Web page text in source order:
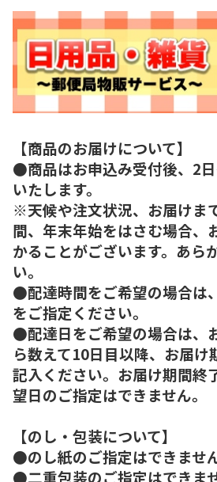
【商品のお届けについて】
●商品はお申込み受付後、2
いたします。
※天候や注文状況、お届けま
間、年末年始をはさむ場合、
かることがございます。あら
い。
●配達時間をご希望の場合は
をご指定ください。
●配達日をご希望の場合は、
ら数えて10日目以降、お届け
記入ください。お届け期間終
望日のご指定はできません。
【のし・包装について】
●のし紙のご指定はできません
●二重包装のご指定はできま